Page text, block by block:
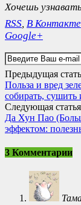
Хочешь
RSS, В Контакте
Google+
Предыдущая
Польза и вред
собирать, сушить
Следующая статья
Да Хун Пао
эффектом:
3 Комментарии